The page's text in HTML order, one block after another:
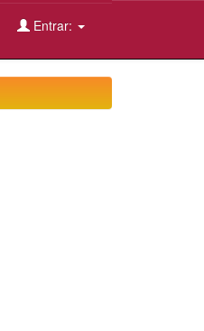
Entrar: